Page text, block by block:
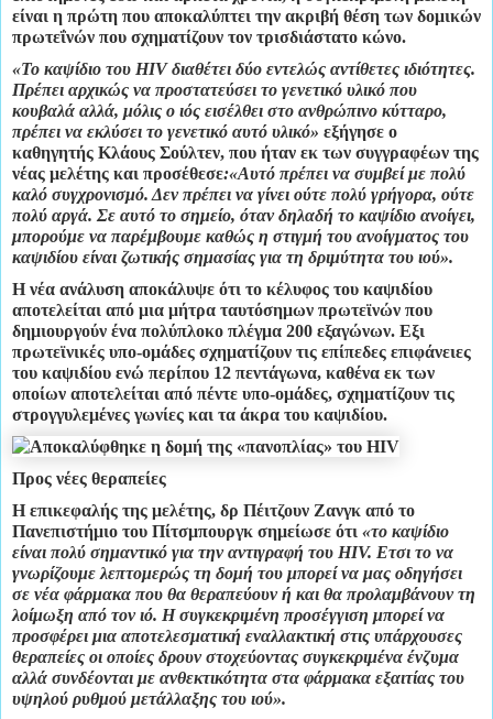
είναι η πρώτη που αποκαλύπτει την ακριβή θέση των δομικών
πρωτεΐνών που σχηματίζουν τον τρισδιάστατο κώνο.
«Το καψίδιο του ΗΙV διαθέτει δύο εντελώς αντίθετες ιδιότητες.
Πρέπει αρχικώς να προστατεύσει το γενετικό υλικό που
κουβαλά αλλά, μόλις ο ιός εισέλθει στο ανθρώπινο κύτταρο,
πρέπει να εκλύσει το γενετικό αυτό υλικό» εξήγησε ο
καθηγητής Κλάους Σούλτεν, που ήταν εκ των συγγραφέων της
νέας μελέτης και προσέθεσε:«Αυτό πρέπει να συμβεί με πολύ
καλό συγχρονισμό. Δεν πρέπει να γίνει ούτε πολύ γρήγορα, ούτε
πολύ αργά. Σε αυτό το σημείο, όταν δηλαδή το καψίδιο ανοίγει,
μπορούμε να παρέμβουμε καθώς η στιγμή του ανοίγματος του
καψιδίου είναι ζωτικής σημασίας για τη δριμύτητα του ιού».
Η νέα ανάλυση αποκάλυψε ότι το κέλυφος του καψιδίου
αποτελείται από μια μήτρα ταυτόσημων πρωτεϊνών που
δημιουργούν ένα πολύπλοκο πλέγμα 200 εξαγώνων. Εξι
πρωτεϊνικές υπο-ομάδες σχηματίζουν τις επίπεδες επιφάνειες
του καψιδίου ενώ περίπου 12 πεντάγωνα, καθένα εκ των
οποίων αποτελείται από πέντε υπο-ομάδες, σχηματίζουν τις
στρογγυλεμένες γωνίες και τα άκρα του καψιδίου.
Προς νέες θεραπείες
Η επικεφαλής της μελέτης, δρ Πέιτζουν Ζανγκ από το
Πανεπιστήμιο του Πίτσμπουργκ σημείωσε ότι «το καψίδιο
είναι πολύ σημαντικό για την αντιγραφή του ΗΙV. Ετσι το να
γνωρίζουμε λεπτομερώς τη δομή του μπορεί να μας οδηγήσει
σε νέα φάρμακα που θα θεραπεύουν ή και θα προλαμβάνουν τη
λοίμωξη από τον ιό. Η συγκεκριμένη προσέγγιση μπορεί να
προσφέρει μια αποτελεσματική εναλλακτική στις υπάρχουσες
θεραπείες οι οποίες δρουν στοχεύοντας συγκεκριμένα ένζυμα
αλλά συνδέονται με ανθεκτικότητα στα φάρμακα εξαιτίας του
υψηλού ρυθμού μετάλλαξης του ιού».